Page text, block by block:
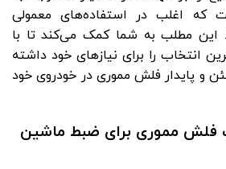
که اغلب در استفاده‌های معمولی
این مطلب به شما کمک می‌کند تا با
انتخاب را برای نیازهای خود داشته
و پایدار فلش مموری در خودروی خود
فلش مموری برای ضبط ماشین